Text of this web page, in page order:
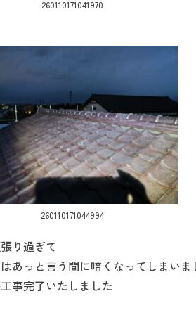
260110171041970
260110171044994
り過ぎて
あっと言う間に暗くなってしまいま
事完了いたしました